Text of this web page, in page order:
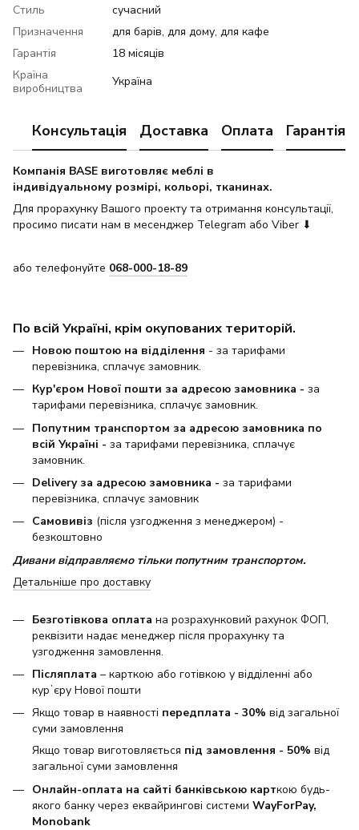
Стиль
сучасний
Призначення
для барів, для дому, для кафе
Гарантія
18 місяців
Країна
виробництва
Україна
Консультація Доставка Оплата Гарантія
Компанія BASE виготовляє меблі в
індивідуальному розмірі, кольорі, тканинах.
Для прорахунку Вашого проекту та отримання консультації,
просимо писати нам в месенджер Telegram або Viber ⬇
або телефонуйте 068-000-18-89
По всій Україні, крім окупованих територій.
Новою поштою на відділення - за тарифами
перевізника, сплачує замовник.
Кур'єром Нової пошти за адресою замовника - за
тарифами перевізника, сплачує замовник.
Попутним транспортом за адресою замовника по
всій Україні - за тарифами перевізника, сплачує
замовник.
Delivery за адресою замовника - за тарифами
перевізника, сплачує замовник
Самовивіз (після узгодження з менеджером) -
безкоштовно
Дивани відправляємо тільки попутним транспортом.
Детальніше про доставку
Безготівкова оплата на розрахунковий рахунок ФОП,
реквізити надає менеджер після прорахунку та
узгодження замовлення.
Післяплата – карткою або готівкою у відділенні або
курʼєру Нової пошти
Якщо товар в наявності передплата - 30% від загальної
суми замовлення
Якщо товар виготовляється під замовлення - 50% від
загальної суми замовлення
Онлайн-оплата на сайті банківською карткою будь-
якого банку через еквайрингові системи WayForPay,
Monobank